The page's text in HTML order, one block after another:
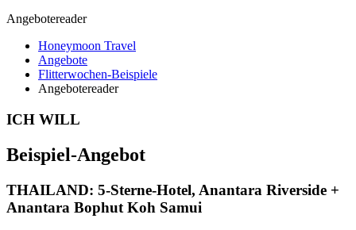
Angebotereader
Honeymoon Travel
Angebote
Flitterwochen-Beispiele
Angebotereader
ICH WILL
Beispiel-Angebot
THAILAND: 5-Sterne-Hotel, Anantara Riverside +
Anantara Bophut Koh Samui